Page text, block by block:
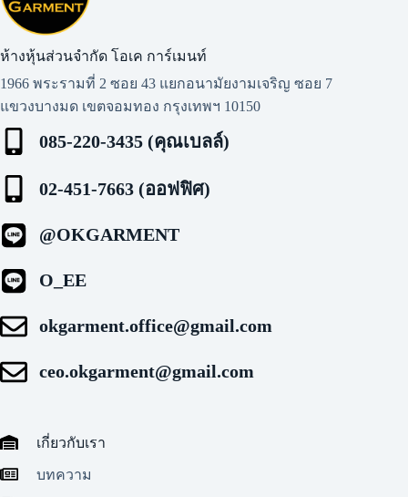
ห้างหุ้นส่วนจำกัด โอเค การ์เมนท์​
1966 พระรามที่ 2 ซอย 43 แยกอนามัยงามเจริญ ซอย 7
แขวงบางมด เขตจอมทอง กรุงเทพฯ 10150
085-220-3435 (คุณเบลล์)
02-451-7663 (ออฟฟิศ)
@OKGARMENT
O_EE
okgarment.office@gmail.com
ceo.okgarment@gmail.com
เกี่ยวกับเรา
บทความ